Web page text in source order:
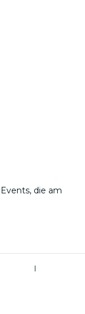
die am
|